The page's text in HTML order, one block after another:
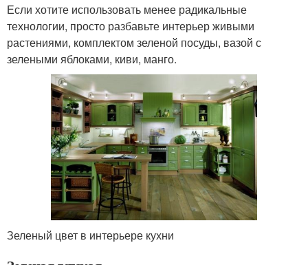
Если хотите использовать менее радикальные
технологии, просто разбавьте интерьер живыми
растениями, комплектом зеленой посуды, вазой с
зелеными яблоками, киви, манго.
Зеленый цвет в интерьере кухни